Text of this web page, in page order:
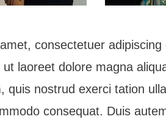
consectetuer
laoreet dolore magna
quis nostrud exerci tation
consequat. Duis